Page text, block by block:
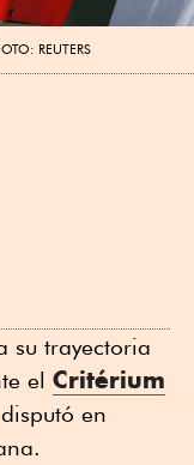
REUTERS
su trayectoria
el Critérium
en